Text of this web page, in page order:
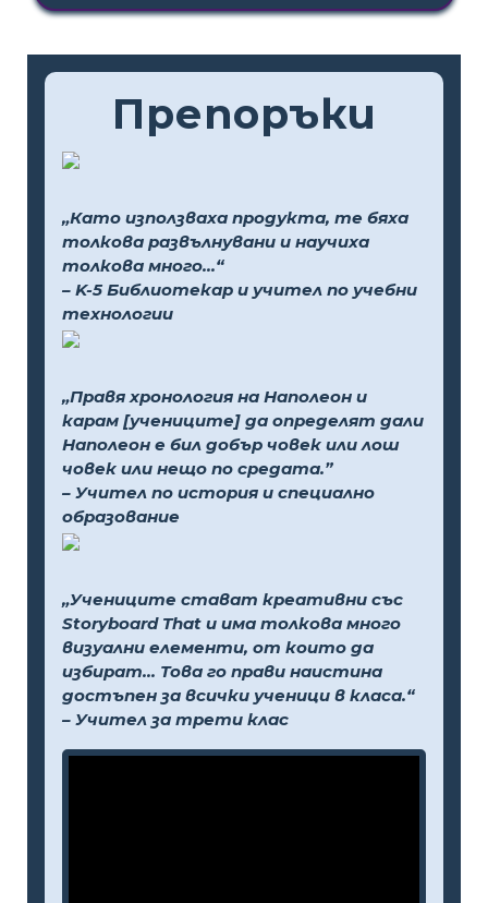
Препоръки
„Като използваха продукта, те бяха
толкова развълнувани и научиха
толкова много...“
– K-5 Библиотекар и учител по учебни
технологии
„Правя хронология на Наполеон и
карам [учениците] да определят дали
Наполеон е бил добър човек или лош
човек или нещо по средата.”
– Учител по история и специално
образование
„Учениците стават креативни със
Storyboard That и има толкова много
визуални елементи, от които да
избират... Това го прави наистина
достъпен за всички ученици в класа.“
– Учител за трети клас